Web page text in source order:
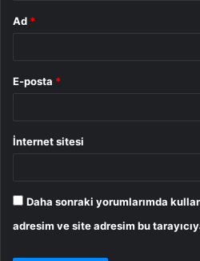
Ad *
E-posta *
İnternet sitesi
Daha sonraki yorumlarımda
adresim ve site adresim bu